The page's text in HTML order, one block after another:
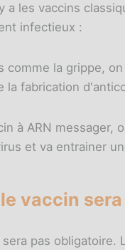
a les vaccins
infectieux :
comme la grippe,
la fabrication
à ARN
et va entrainer
vaccin
pas obligatoire.